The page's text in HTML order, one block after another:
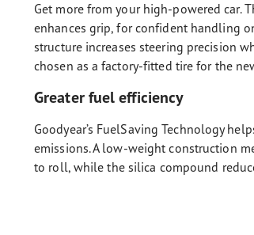
Get more from your high-powered car.
enhances grip, for confident handling
structure increases steering precision
chosen as a factory-fitted tire for the
Greater fuel efficiency
Goodyear’s FuelSaving Technology
emissions. A low-weight construction
to roll, while the silica compound